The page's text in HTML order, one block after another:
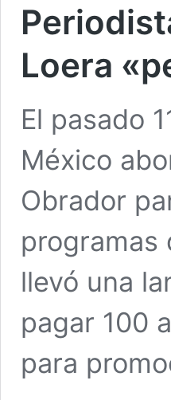
Loera
El pasado
México
Obrador
programas
llevó una
pagar 100
para